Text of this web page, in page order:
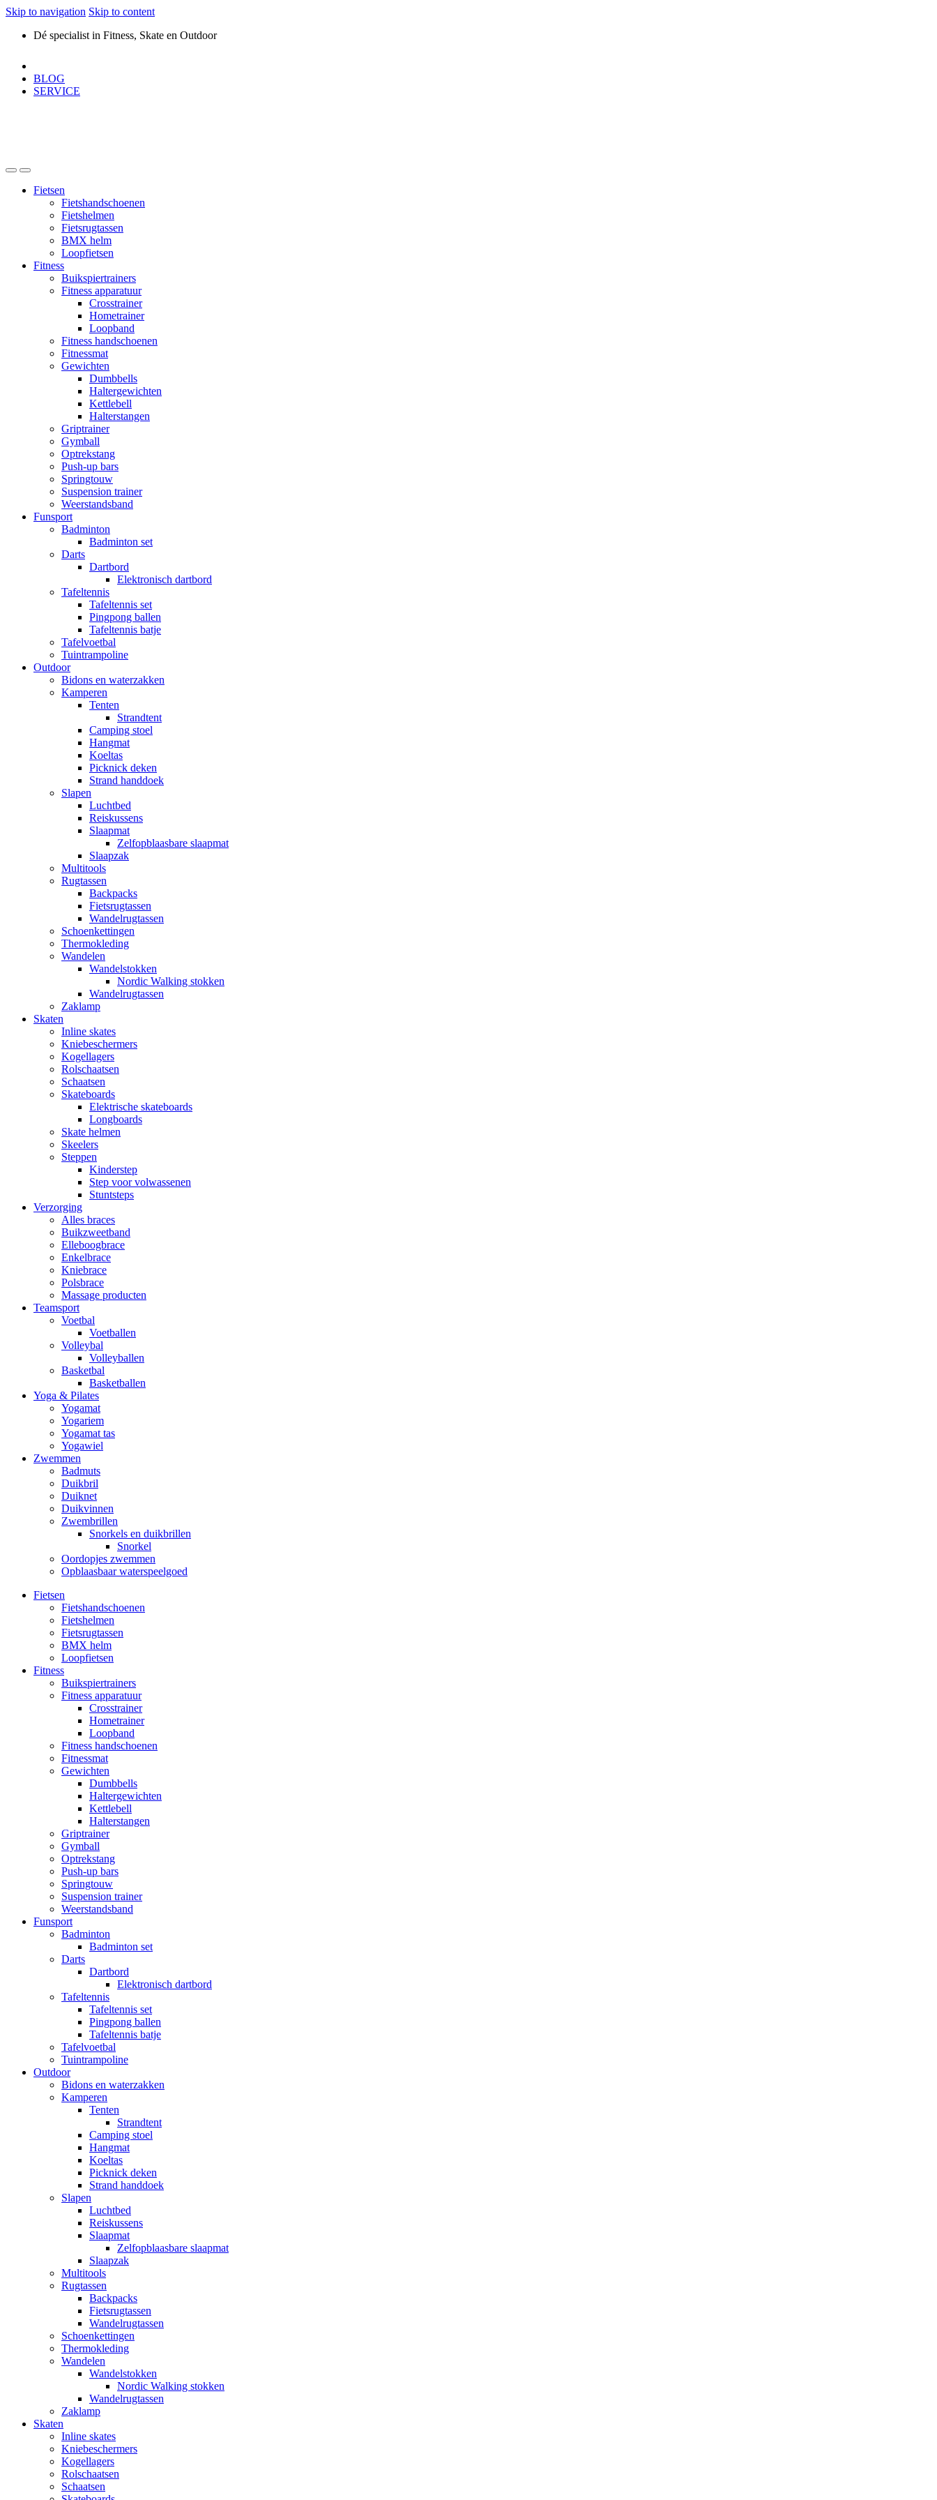
Skip to navigation Skip to content
Dé specialist in Fitness, Skate en Outdoor
BLOG
SERVICE
Fietsen
Fietshandschoenen
Fietshelmen
Fietsrugtassen
BMX helm
Loopfietsen
Fitness
Buikspiertrainers
Fitness apparatuur
Crosstrainer
Hometrainer
Loopband
Fitness handschoenen
Fitnessmat
Gewichten
Dumbbells
Haltergewichten
Kettlebell
Halterstangen
Griptrainer
Gymball
Optrekstang
Push-up bars
Springtouw
Suspension trainer
Weerstandsband
Funsport
Badminton
Badminton set
Darts
Dartbord
Elektronisch dartbord
Tafeltennis
Tafeltennis set
Pingpong ballen
Tafeltennis batje
Tafelvoetbal
Tuintrampoline
Outdoor
Bidons en waterzakken
Kamperen
Tenten
Strandtent
Camping stoel
Hangmat
Koeltas
Picknick deken
Strand handdoek
Slapen
Luchtbed
Reiskussens
Slaapmat
Zelfopblaasbare slaapmat
Slaapzak
Multitools
Rugtassen
Backpacks
Fietsrugtassen
Wandelrugtassen
Schoenkettingen
Thermokleding
Wandelen
Wandelstokken
Nordic Walking stokken
Wandelrugtassen
Zaklamp
Skaten
Inline skates
Kniebeschermers
Kogellagers
Rolschaatsen
Schaatsen
Skateboards
Elektrische skateboards
Longboards
Skate helmen
Skeelers
Steppen
Kinderstep
Step voor volwassenen
Stuntsteps
Verzorging
Alles braces
Buikzweetband
Elleboogbrace
Enkelbrace
Kniebrace
Polsbrace
Massage producten
Teamsport
Voetbal
Voetballen
Volleybal
Volleyballen
Basketbal
Basketballen
Yoga & Pilates
Yogamat
Yogariem
Yogamat tas
Yogawiel
Zwemmen
Badmuts
Duikbril
Duiknet
Duikvinnen
Zwembrillen
Snorkels en duikbrillen
Snorkel
Oordopjes zwemmen
Opblaasbaar waterspeelgoed
Fietsen
Fietshandschoenen
Fietshelmen
Fietsrugtassen
BMX helm
Loopfietsen
Fitness
Buikspiertrainers
Fitness apparatuur
Crosstrainer
Hometrainer
Loopband
Fitness handschoenen
Fitnessmat
Gewichten
Dumbbells
Haltergewichten
Kettlebell
Halterstangen
Griptrainer
Gymball
Optrekstang
Push-up bars
Springtouw
Suspension trainer
Weerstandsband
Funsport
Badminton
Badminton set
Darts
Dartbord
Elektronisch dartbord
Tafeltennis
Tafeltennis set
Pingpong ballen
Tafeltennis batje
Tafelvoetbal
Tuintrampoline
Outdoor
Bidons en waterzakken
Kamperen
Tenten
Strandtent
Camping stoel
Hangmat
Koeltas
Picknick deken
Strand handdoek
Slapen
Luchtbed
Reiskussens
Slaapmat
Zelfopblaasbare slaapmat
Slaapzak
Multitools
Rugtassen
Backpacks
Fietsrugtassen
Wandelrugtassen
Schoenkettingen
Thermokleding
Wandelen
Wandelstokken
Nordic Walking stokken
Wandelrugtassen
Zaklamp
Skaten
Inline skates
Kniebeschermers
Kogellagers
Rolschaatsen
Schaatsen